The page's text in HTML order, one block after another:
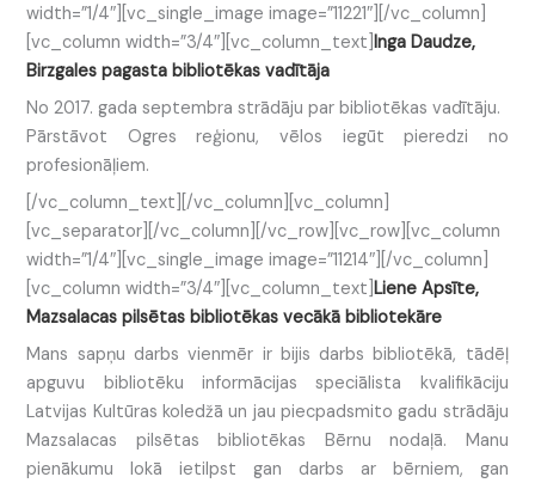
width=”1/4″][vc_single_image image=”11221″][/vc_column]
[vc_column width=”3/4″][vc_column_text] Inga Daudze,
Birzgales pagasta bibliotēkas vadītāja
No 2017. gada septembra strādāju par bibliotēkas vadītāju.
Pārstāvot Ogres reģionu, vēlos iegūt pieredzi no
profesionāļiem.
[/vc_column_text][/vc_column][vc_column]
[vc_separator][/vc_column][/vc_row][vc_row][vc_column
width=”1/4″][vc_single_image image=”11214″][/vc_column]
[vc_column width=”3/4″][vc_column_text]Liene Apsīte,
Mazsalacas pilsētas bibliotēkas vecākā bibliotekāre
Mans sapņu darbs vienmēr ir bijis darbs bibliotēkā, tādēļ
apguvu bibliotēku informācijas speciālista kvalifikāciju
Latvijas Kultūras koledžā un jau piecpadsmito gadu strādāju
Mazsalacas pilsētas bibliotēkas Bērnu nodaļā. Manu
pienākumu lokā ietilpst gan darbs ar bērniem, gan